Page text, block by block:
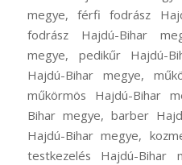
megye, férfi fodrász
fodrász Hajdú-Bihar
megye, pedikűr Hajdú-
Hajdú-Bihar megye,
műkörmös Hajdú-Bihar
Bihar megye, barber
Hajdú-Bihar megye,
testkezelés Hajdú-Bihar